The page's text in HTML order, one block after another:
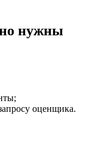
нужны
оценщика.